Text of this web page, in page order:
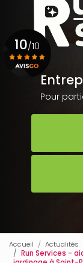
Pour
10/10
Voir le certificat
Accueil
Actualités
Run Services -